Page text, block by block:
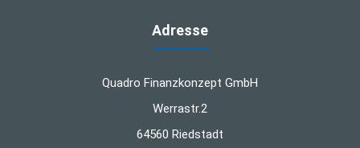
Adresse
Quadro Finanzkonzept GmbH
Werrastr.2
64560 Riedstadt